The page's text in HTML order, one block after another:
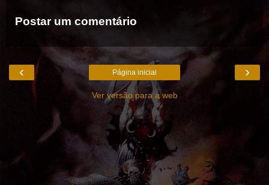
Postar um comentário
‹ ›
Página inicial
Ver versão para a web